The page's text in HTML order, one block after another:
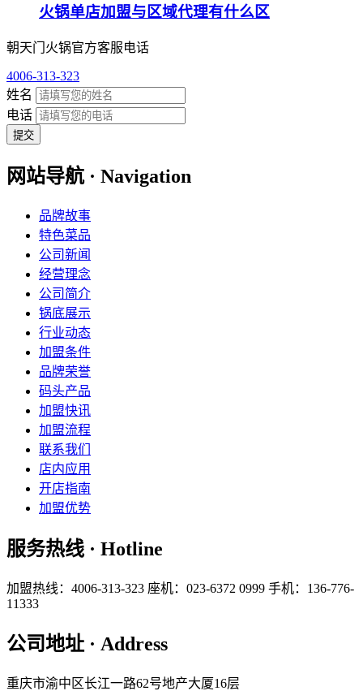
火锅单店加盟与区域代理有什么区
朝天门火锅官方客服电话
4006-313-323
姓名
电话
提交
网站导航 · Navigation
品牌故事
特色菜品
公司新闻
经营理念
公司简介
锅底展示
行业动态
加盟条件
品牌荣誉
码头产品
加盟快讯
加盟流程
联系我们
店内应用
开店指南
加盟优势
服务热线 · Hotline
加盟热线：4006-313-323 座机：023-6372 0999 手机：136-776-
11333
公司地址 · Address
重庆市渝中区长江一路62号地产大厦16层